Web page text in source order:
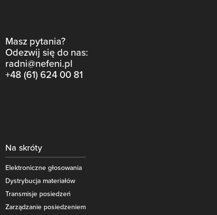
Masz pytania?
Odezwij się do nas:
radni@nefeni.pl
+48 (61) 624 00 81
Na skróty
Elektroniczne głosowania
Dystrybucja materiałów
Transmisje posiedzeń
Zarządzanie posiedzeniem